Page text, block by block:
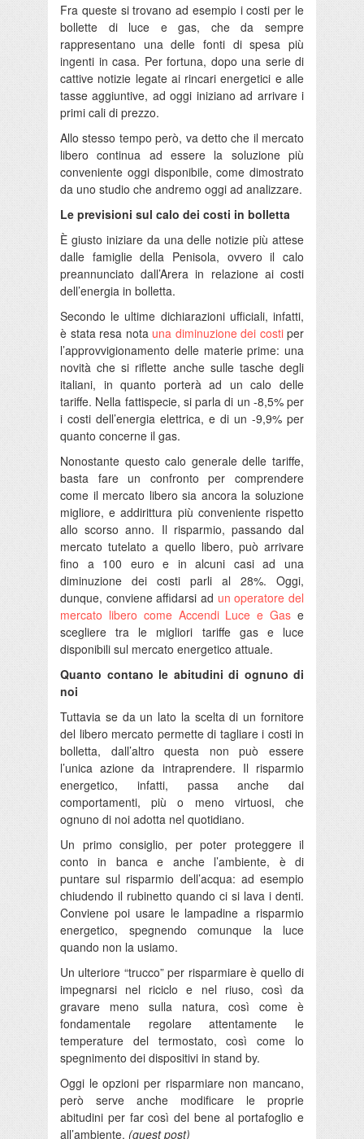
Fra queste si trovano ad esempio i costi per le
bollette di luce e gas, che da sempre
rappresentano una delle fonti di spesa più
ingenti in casa. Per fortuna, dopo una serie di
cattive notizie legate ai rincari energetici e alle
tasse aggiuntive, ad oggi iniziano ad arrivare i
primi cali di prezzo.
Allo stesso tempo però, va detto che il mercato
libero continua ad essere la soluzione più
conveniente oggi disponibile, come dimostrato
da uno studio che andremo oggi ad analizzare.
Le previsioni sul calo dei costi in bolletta
È giusto iniziare da una delle notizie più attese
dalle famiglie della Penisola, ovvero il calo
preannunciato dall’Arera in relazione ai costi
dell’energia in bolletta.
Secondo le ultime dichiarazioni ufficiali, infatti,
è stata resa nota una diminuzione dei costiper
l’approvvigionamento delle materie prime: una
novità che si riflette anche sulle tasche degli
italiani, in quanto porterà ad un calo delle
tariffe. Nella fattispecie, si parla di un -8,5% per
i costi dell’energia elettrica, e di un -9,9% per
quanto concerne il gas.
Nonostante questo calo generale delle tariffe,
basta fare un confronto per comprendere
come il mercato libero sia ancora la soluzione
migliore, e addirittura più conveniente rispetto
allo scorso anno. Il risparmio, passando dal
mercato tutelato a quello libero, può arrivare
fino a 100 euro e in alcuni casi ad una
diminuzione dei costi parli al 28%. Oggi,
dunque, conviene affidarsi ad un operatore del
mercato libero come Accendi Luce e Gas e
scegliere tra le migliori tariffe gas e luce
disponibili sul mercato energetico attuale.
Quanto contano le abitudini di ognuno di
noi
Tuttavia se da un lato la scelta di un fornitore
del libero mercato permette di tagliare i costi in
bolletta, dall’altro questa non può essere
l’unica azione da intraprendere. Il risparmio
energetico, infatti, passa anche dai
comportamenti, più o meno virtuosi, che
ognuno di noi adotta nel quotidiano.
Un primo consiglio, per poter proteggere il
conto in banca e anche l’ambiente, è di
puntare sul risparmio dell’acqua: ad esempio
chiudendo il rubinetto quando ci si lava i denti.
Conviene poi usare le lampadine a risparmio
energetico, spegnendo comunque la luce
quando non la usiamo.
Un ulteriore “trucco” per risparmiare è quello di
impegnarsi nel riciclo e nel riuso, così da
gravare meno sulla natura, così come è
fondamentale regolare attentamente le
temperature del termostato, così come lo
spegnimento dei dispositivi in stand by.
Oggi le opzioni per risparmiare non mancano,
però serve anche modificare le proprie
abitudini per far così del bene al portafoglio e
all’ambiente. (guest post)